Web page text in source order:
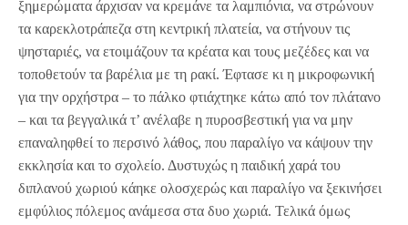
ξημερώματα άρχισαν να κρεμάνε τα λαμπιόνια, να στρώνουν
τα καρεκλοτράπεζα στη κεντρική πλατεία, να στήνουν τις
ψησταριές, να ετοιμάζουν τα κρέατα και τους μεζέδες και να
τοποθετούν τα βαρέλια με τη ρακί. Έφτασε κι η μικροφωνική
για την ορχήστρα – το πάλκο φτιάχτηκε κάτω από τον πλάτανο
– και τα βεγγαλικά τ’ ανέλαβε η πυροσβεστική για να μην
επαναληφθεί το περσινό λάθος, που παραλίγο να κάψουν την
εκκλησία και το σχολείο. Δυστυχώς η παιδική χαρά του
διπλανού χωριού κάηκε ολοσχερώς και παραλίγο να ξεκινήσει
εμφύλιος πόλεμος ανάμεσα στα δυο χωριά. Τελικά όμως